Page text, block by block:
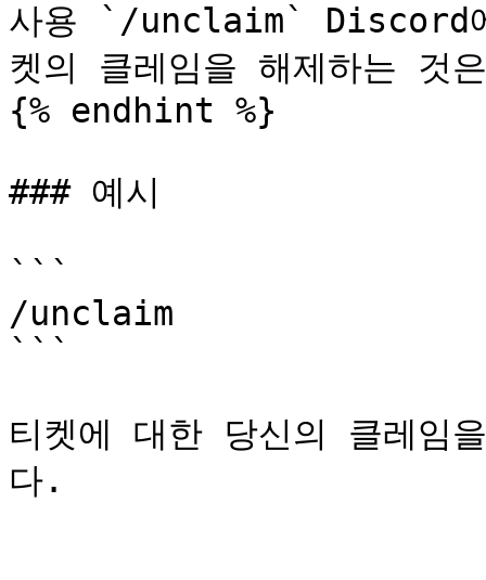
사용 `/unclaim` Discord
켓의 클레임을 해제하는 것
{% endhint %}
### 예시
```
/unclaim
```
티켓에 대한 당신의 클레임
다.